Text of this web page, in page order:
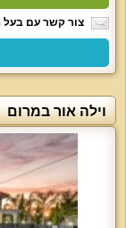
צור קשר עם בעל
וילה אור במרום